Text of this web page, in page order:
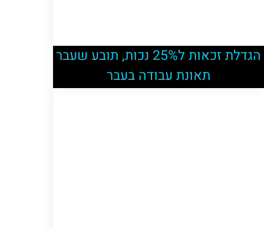
הגדלת זכאות ל25% נכות, תובע שעבר
תאונת עבודה בעבר